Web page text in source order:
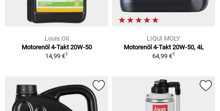
Louis Oil
Motorenöl 4-Takt 20W-50
14,99 €1
LIQUI MOLY
Motorenöl 4-Takt 20W-50, 4L
64,99 €1